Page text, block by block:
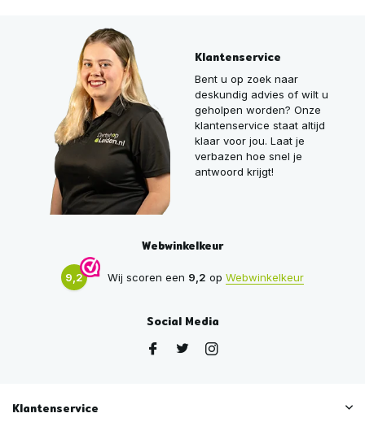
Klantenservice
Bent u op zoek naar
deskundig advies of wilt u
geholpen worden? Onze
klantenservice staat altijd
klaar voor jou. Laat je
verbazen hoe snel je
antwoord krijgt!
Webwinkelkeur
9,2 Wij scoren een 9,2 op Webwinkelkeur
Social Media
Klantenservice